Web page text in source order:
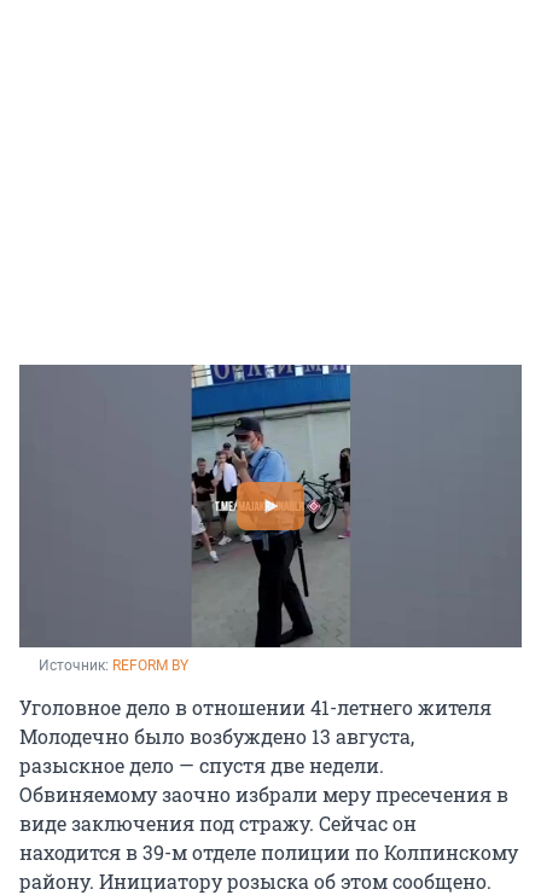
Источник: REFORM BY
Уголовное дело в отношении 41-летнего жителя
Молодечно было возбуждено 13 августа,
разыскное дело — спустя две недели.
Обвиняемому заочно избрали меру пресечения в
виде заключения под стражу. Сейчас он
находится в 39-м отделе полиции по Колпинскому
району. Инициатору розыска об этом сообщено.